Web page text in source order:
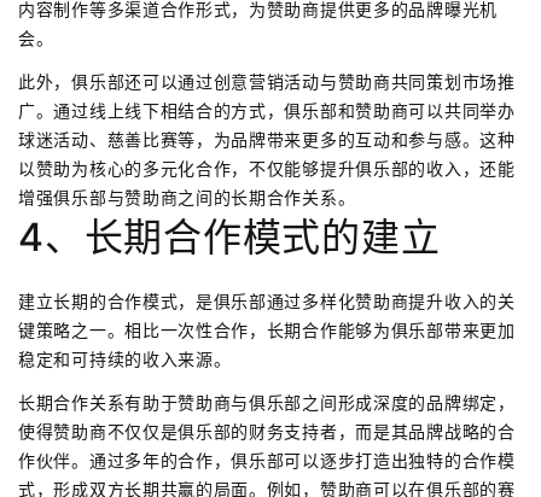
内容制作等多渠道合作形式，为赞助商提供更多的品牌曝光机
会。
此外，俱乐部还可以通过创意营销活动与赞助商共同策划市场推
广。通过线上线下相结合的方式，俱乐部和赞助商可以共同举办
球迷活动、慈善比赛等，为品牌带来更多的互动和参与感。这种
以赞助为核心的多元化合作，不仅能够提升俱乐部的收入，还能
增强俱乐部与赞助商之间的长期合作关系。
4、长期合作模式的建立
建立长期的合作模式，是俱乐部通过多样化赞助商提升收入的关
键策略之一。相比一次性合作，长期合作能够为俱乐部带来更加
稳定和可持续的收入来源。
长期合作关系有助于赞助商与俱乐部之间形成深度的品牌绑定，
使得赞助商不仅仅是俱乐部的财务支持者，而是其品牌战略的合
作伙伴。通过多年的合作，俱乐部可以逐步打造出独特的合作模
式，形成双方长期共赢的局面。例如，赞助商可以在俱乐部的赛